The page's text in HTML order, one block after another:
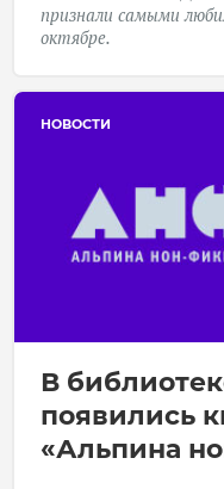
признали самыми
октябре.
НОВОСТИ
В
появились
«Альпина